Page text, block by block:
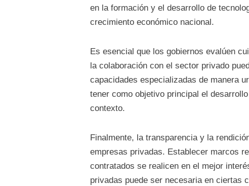
en la formación y el desarrollo de
crecimiento económico nacional.
Es esencial que los gobiernos evalúen
la colaboración con el sector privado
capacidades especializadas de manera
tener como objetivo principal el
contexto.
Finalmente, la transparencia y la
empresas privadas. Establecer marcos
contratados se realicen en el mejor
privadas puede ser necesaria en ciertas